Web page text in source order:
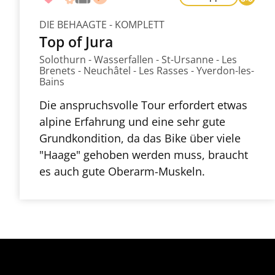
DIE BEHAAGTE - KOMPLETT
Top of Jura
Solothurn - Wasserfallen - St-Ursanne - Les
Brenets - Neuchâtel - Les Rasses - Yverdon-les-
Bains
Die anspruchsvolle Tour erfordert etwas
alpine Erfahrung und eine sehr gute
Grundkondition, da das Bike über viele
"Haage" gehoben werden muss, braucht
es auch gute Oberarm-Muskeln.